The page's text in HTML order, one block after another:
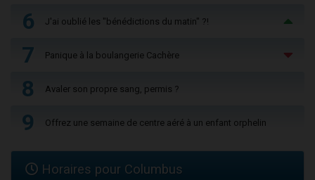
6 J'ai oublié les "bénédictions du matin" ?!
7 Panique à la boulangerie Cachère
8 Avaler son propre sang, permis ?
9 Offrez une semaine de centre aéré à un enfant orphelin
Horaires pour Columbus